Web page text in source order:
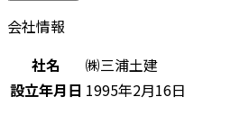
会社情報
社名
㈱三浦土建
設立年月日 1995年2月16日